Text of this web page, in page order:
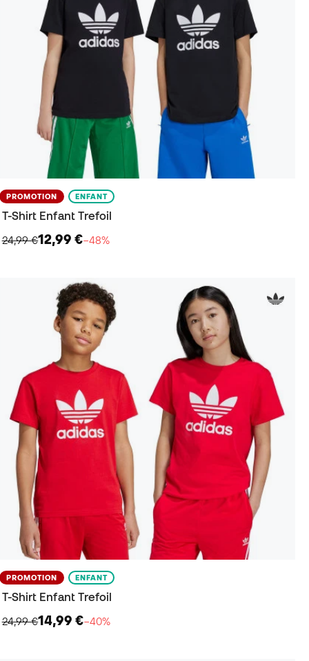
PROMOTION ENFANT
T-Shirt Enfant Trefoil
24,99 €12,99 €−48%
PROMOTION ENFANT
T-Shirt Enfant Trefoil
24,99 €14,99 €−40%